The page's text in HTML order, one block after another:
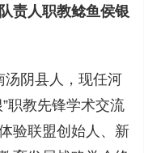
责人职教鲶鱼侯银
汤阴县人，现任河
职教先锋学术交流
验联盟创始人、新